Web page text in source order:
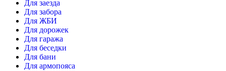
Для заезда
Для забора
Для ЖБИ
Для дорожек
Для гаража
Для беседки
Для бани
Для армопояса